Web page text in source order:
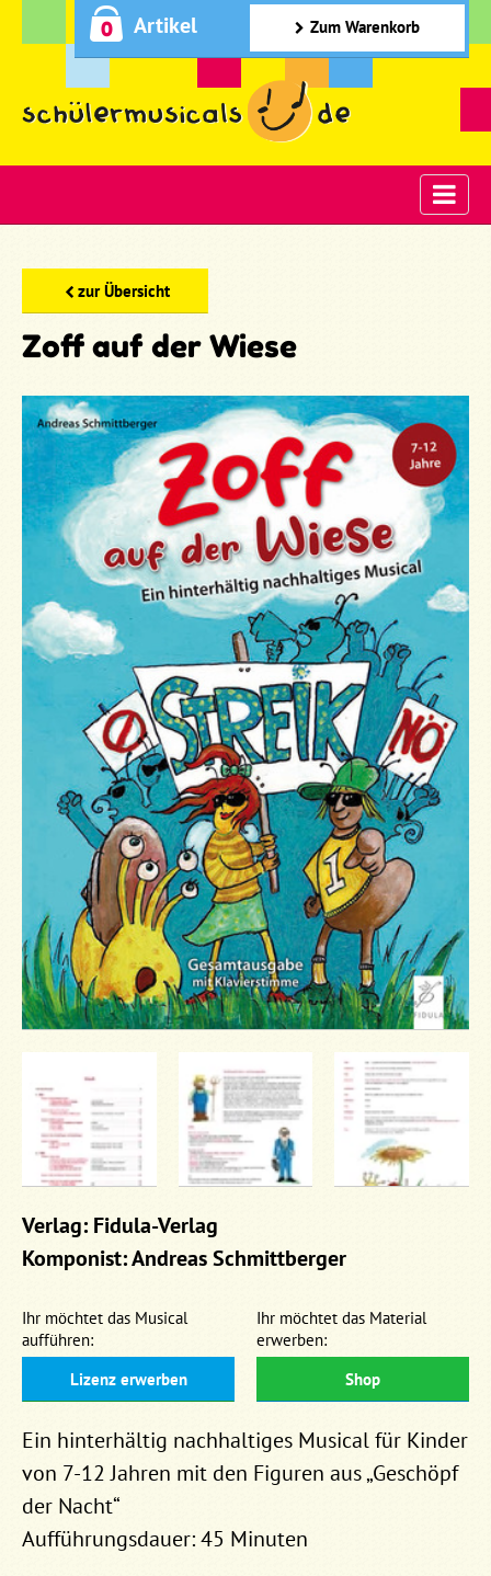
0 Artikel Zum Warenkorb
zur Übersicht
Zoff auf der Wiese
Verlag: Fidula-Verlag
Komponist: Andreas Schmittberger
Ihr möchtet das Musical
aufführen:
Lizenz erwerben
Ihr möchtet das Material
erwerben:
Shop
Ein hinterhältig nachhaltiges Musical für Kinder
von 7-12 Jahren mit den Figuren aus „Geschöpf
der Nacht“
Aufführungsdauer: 45 Minuten